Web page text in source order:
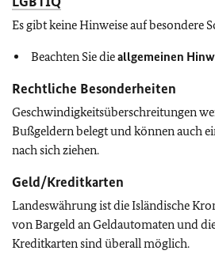
Es gibt keine Hinweise auf besondere
Beachten Sie dieallgemeinen
Rechtliche Besonderheiten
Geschwindigkeitsüberschreitungen
Bußgeldern belegt und können auch
nach sich ziehen.
Geld/Kreditkarten
Landeswährung ist die Isländische
von Bargeld an Geldautomaten und
Kreditkarten sind überall möglich.